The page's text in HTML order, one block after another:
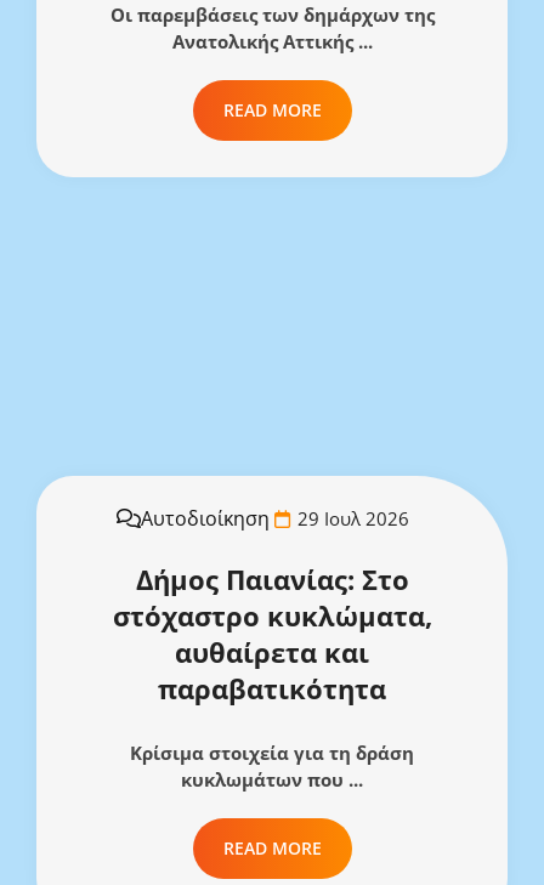
Οι παρεμβάσεις των δημάρχων της
Ανατολικής Αττικής ...
READ MORE
Αυτοδιοίκηση 29 Ιουλ 2026
Δήμος Παιανίας: Στο
στόχαστρο κυκλώματα,
αυθαίρετα και
παραβατικότητα
Κρίσιμα στοιχεία για τη δράση
κυκλωμάτων που ...
READ MORE